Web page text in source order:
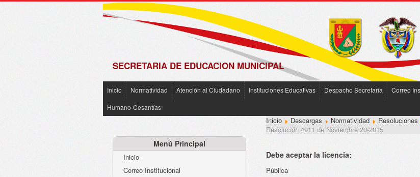
SECRETARIA DE EDUCACION MUNICIPAL
Inicio Normatividad Atención al Ciudadano Instituciones Educativas Despacho Secretaría Correo
Humano-Cesantías
Menú Principal
Inicio
Correo Institucional
de
Inicio Descargas Normatividad Resoluciones
Resolución 4911 de Noviembre 20-2015
Debe aceptar la licencia:
Pública